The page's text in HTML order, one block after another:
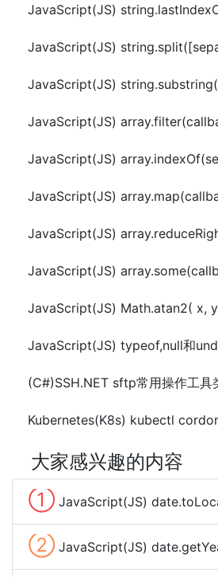
JavaScript(JS)
JavaScript(JS)
JavaScript(JS)
JavaScript(JS)
JavaScript(JS)
JavaScript(JS) Math.atan2( x,
JavaScript(JS) typeof,null和
大家感兴趣的内容
① JavaScript(JS)
② JavaScript(JS)